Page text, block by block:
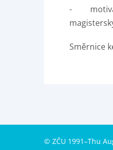
-
Směrnice
© ZČU 1991–Thu